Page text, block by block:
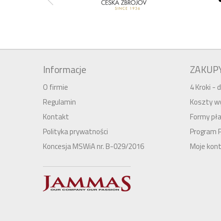
Informacje
O firmie
Regulamin
Kontakt
Polityka prywatności
Koncesja MSWiA nr. B-029/2016
4 Kroki -
Koszty
Formy
Program
Moje